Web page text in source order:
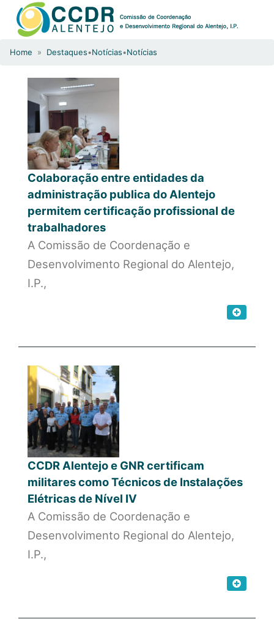
Home » Destaques•Notícias•Notícias
Colaboração entre entidades da
administração publica do Alentejo
permitem certificação profissional de
trabalhadores
A Comissão de Coordenação e
Desenvolvimento Regional do Alentejo,
I.P.,
CCDR Alentejo e GNR certificam
militares como Técnicos de Instalações
Elétricas de Nível IV
A Comissão de Coordenação e
Desenvolvimento Regional do Alentejo,
I.P.,